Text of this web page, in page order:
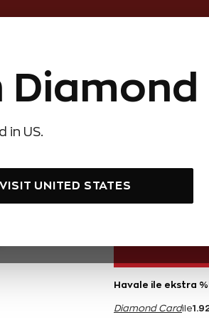
Diamond
in US.
VISIT UNITED STATES
Evlilik Teklifi Setler Özel
AYNI GÜN
0,08
Havale ile ekstra
Diamond Cardile